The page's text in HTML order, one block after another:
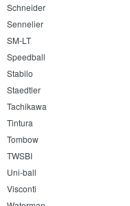
Schneider
Sennelier
SM-LT
Speedball
Stabilo
Staedtler
Tachikawa
Tintura
Tombow
TWSBI
Uni-ball
Visconti